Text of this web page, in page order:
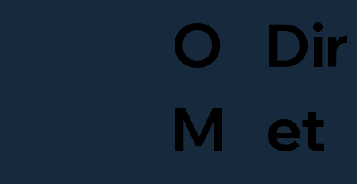
O
M
Dir
et